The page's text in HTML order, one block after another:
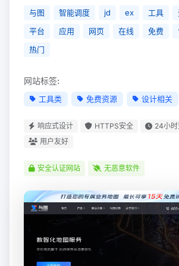
与图 智能调度 jd ex 工具
平台
应用 网页 在线 免费
热门
网站标签:
工具类 免费资源 设计相关
响应式设计 HTTPS安全
24小
用户友好
安全认证网站 无恶意软件